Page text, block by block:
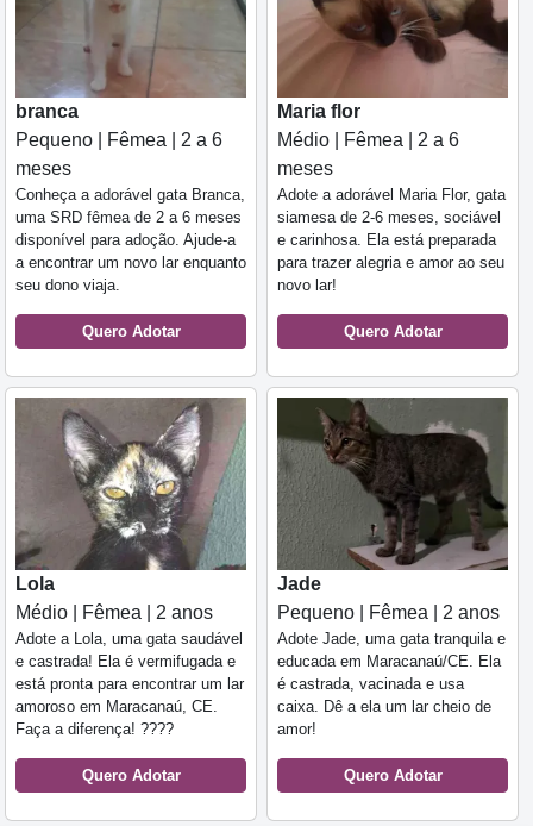
branca
Pequeno | Fêmea | 2 a 6
meses
Conheça a adorável gata Branca,
uma SRD fêmea de 2 a 6 meses
disponível para adoção. Ajude-a
a encontrar um novo lar enquanto
seu dono viaja.
Quero Adotar
Maria flor
Médio | Fêmea | 2 a 6
meses
Adote a adorável Maria Flor, gata
siamesa de 2-6 meses, sociável
e carinhosa. Ela está preparada
para trazer alegria e amor ao seu
novo lar!
Quero Adotar
Lola
Médio | Fêmea | 2 anos
Adote a Lola, uma gata saudável
e castrada! Ela é vermifugada e
está pronta para encontrar um lar
amoroso em Maracanaú, CE.
Faça a diferença! ????
Quero Adotar
Jade
Pequeno | Fêmea | 2 anos
Adote Jade, uma gata tranquila e
educada em Maracanaú/CE. Ela
é castrada, vacinada e usa
caixa. Dê a ela um lar cheio de
amor!
Quero Adotar